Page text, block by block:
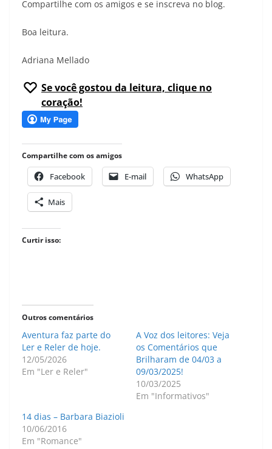
Compartilhe com os amigos e se inscreva no blog.
Boa leitura.
Adriana Mellado
Se você gostou da leitura, clique no
coração!
Compartilhe com os amigos
Facebook E-mail WhatsApp
Mais
Curtir isso:
Outros comentários
Aventura faz parte do
Ler e Reler de hoje.
12/05/2026
Em "Ler e Reler"
A Voz dos leitores: Veja
os Comentários que
Brilharam de 04/03 a
09/03/2025!
10/03/2025
Em "Informativos"
14 dias – Barbara Biazioli
10/06/2016
Em "Romance"